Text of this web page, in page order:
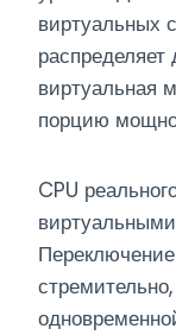
виртуальных
виртуальная
порцию
CPU